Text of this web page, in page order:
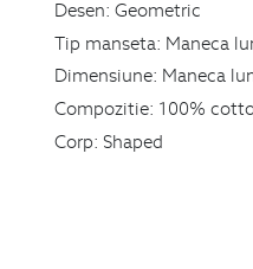
Desen: Geometric
Tip manseta: Maneca
Dimensiune: Maneca
Compozitie: 100%
Corp: Shaped